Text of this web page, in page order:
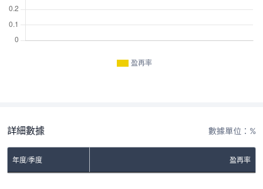
盈再率
詳細數據 數據單位：%
年度/季度 盈再率